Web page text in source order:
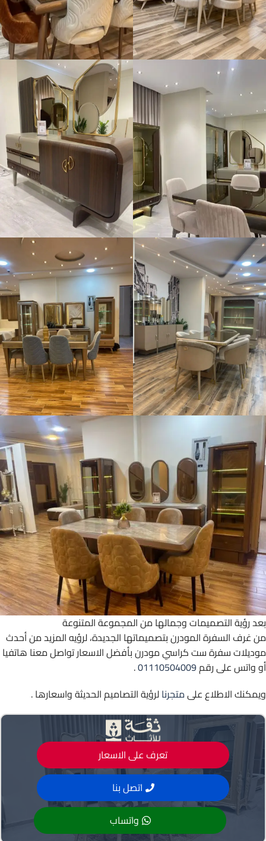
بعد رؤية التصميمات وجمالها من المجموعة المتنوعة
من غرف السفرة المودرن بتصميماتها الجديدة، لرؤيه المزيد من أحدث
موديلات سفرة ست كراسي مودرن بأفضل الاسعار تواصل معنا هاتفيا
أو واتس على رقم01110504009
.
ويمكنك الاطلاع علىمتجرنالرؤية التصاميم الحديثة واسعارها .
تعرف على الاسعار
اتصل بنا
واتساب